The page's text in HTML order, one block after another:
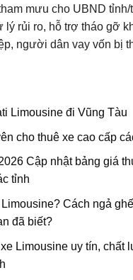
mưu cho UBND tỉnh/
lý rủi ro, hỗ trợ tháo gỡ
người dân vay vốn bị
Limousine đi Vũng Tàu
cho thuê xe cao cấp
Cập nhật bảng giá
tỉnh
Cách ngả
đã biết?
Limousine uy tín, chất